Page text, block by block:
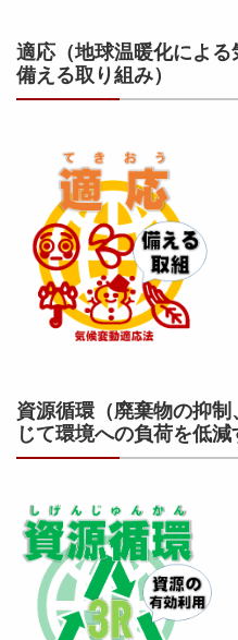
適応（地球温暖化によ
備える取り組み）
資源循環 （廃棄物の抑
じて環境への負荷を低減